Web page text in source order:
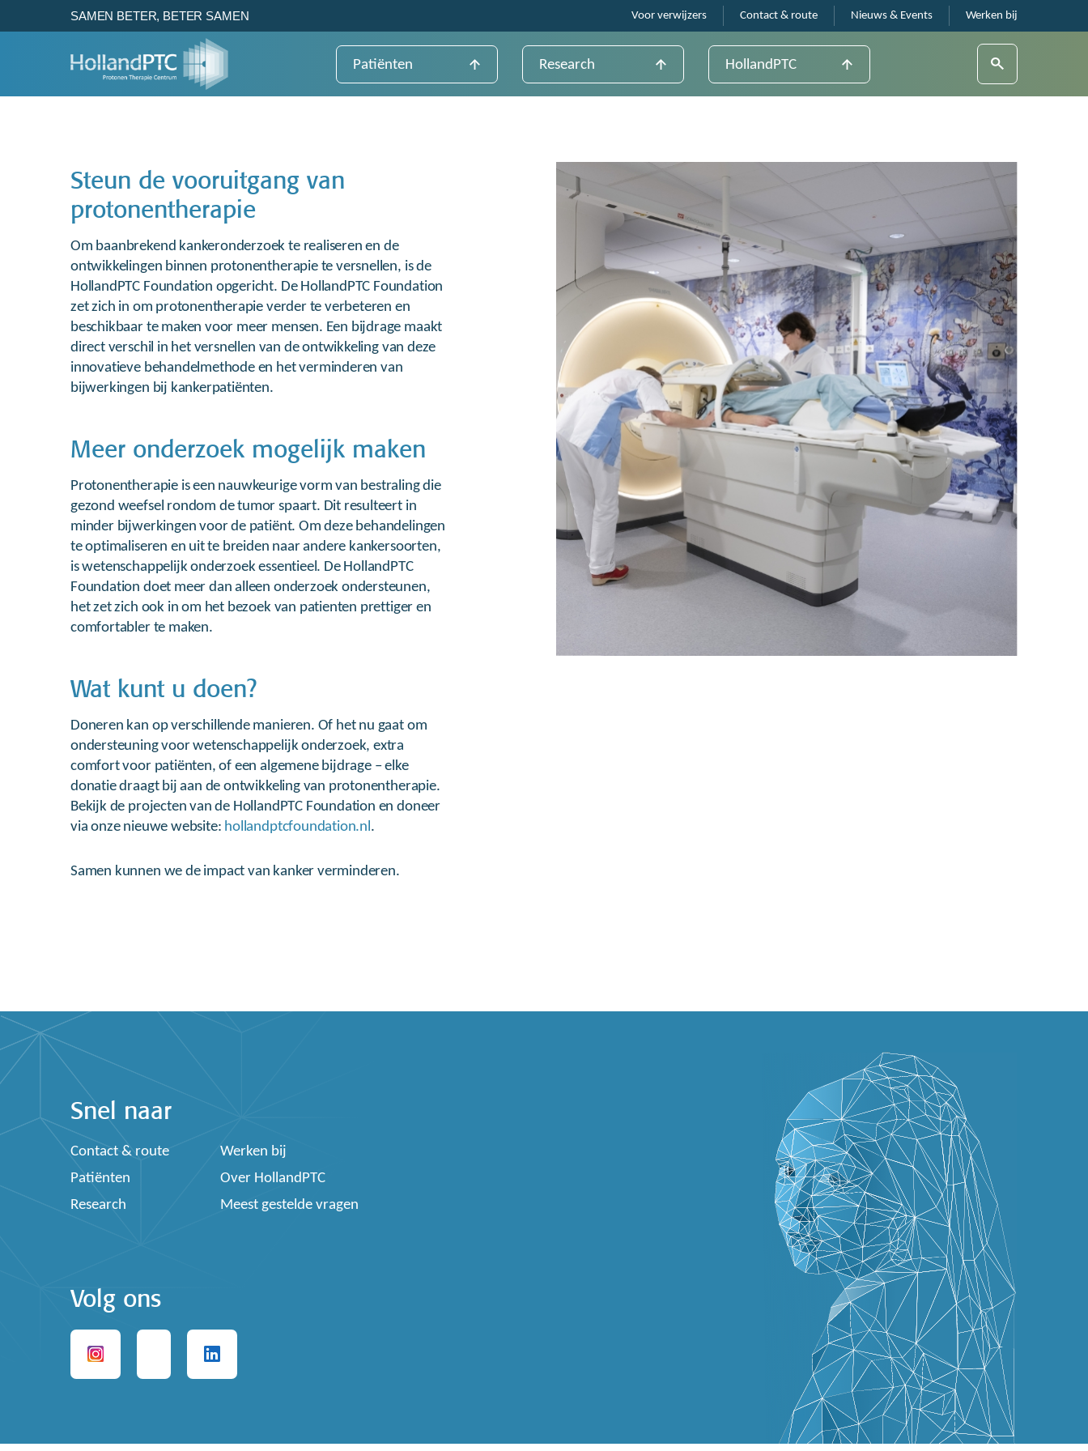
SAMEN BETER, BETER SAMEN Voor verwijzers Contact & route Nieuws & Events Werken bij
Patiënten
Gezond weefsel beter sparen
Dat is het voordeel van
protonentherapie.
Bekijk
Research
How HollandPTC works to
enhance the benefits of
proton therapy
View
HollandPTC
Voor de beste
protonentherapie van nu en
later
Over HollandPTC
Steun de vooruitgang van
protonentherapie
Om baanbrekend kankeronderzoek te realiseren en de
ontwikkelingen binnen protonentherapie te versnellen, is de
HollandPTC Foundation opgericht. De HollandPTC Foundation
zet zich in om protonentherapie verder te verbeteren en
beschikbaar te maken voor meer mensen. Een bijdrage maakt
direct verschil in het versnellen van de ontwikkeling van deze
innovatieve behandelmethode en het verminderen van
bijwerkingen bij kankerpatiënten.
Meer onderzoek mogelijk maken
Protonentherapie is een nauwkeurige vorm van bestraling die
gezond weefsel rondom de tumor spaart. Dit resulteert in
minder bijwerkingen voor de patiënt. Om deze behandelingen
te optimaliseren en uit te breiden naar andere kankersoorten,
is wetenschappelijk onderzoek essentieel. De HollandPTC
Foundation doet meer dan alleen onderzoek ondersteunen,
het zet zich ook in om het bezoek van patienten prettiger en
comfortabler te maken.
Wat kunt u doen?
Doneren kan op verschillende manieren. Of het nu gaat om
ondersteuning voor wetenschappelijk onderzoek, extra
comfort voor patiënten, of een algemene bijdrage – elke
donatie draagt bij aan de ontwikkeling van protonentherapie.
Bekijk de projecten van de HollandPTC Foundation en doneer
via onze nieuwe website: hollandptcfoundation.nl.
Samen kunnen we de impact van kanker verminderen.
Snel naar
Contact & route
Werken bij
Patiënten
Over HollandPTC
Research
Meest gestelde vragen
Volg ons